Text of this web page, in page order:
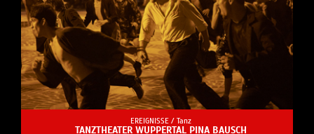
EREIGNISSE / Tanz
TANZTHEATER WUPPERTAL PINA BAUSCH